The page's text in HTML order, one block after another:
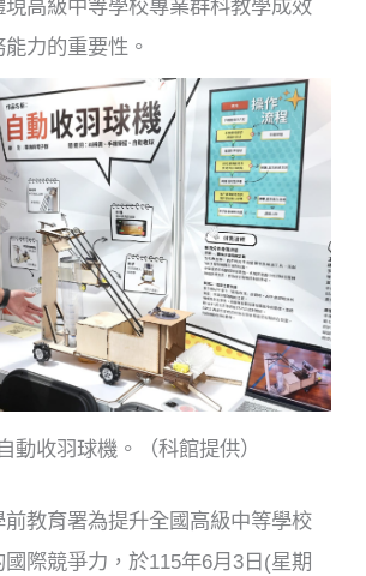
高級中等學校專業群科教學成效
能力的重要性。
動收羽球機。（科館提供）
前教育署為提升全國高級中等學校
際競爭力， 於115年6月 3 日(星期